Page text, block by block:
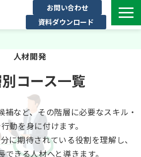
お問い合わせ
資料ダウンロード
ジェックについて
インタビュー
ミナー・イベント一覧
公開コース一覧
コラム
よくある質問
人材開発
コース一覧
など、その階層に必要なスキル・
動を身に付けます。
に期待されている役割を理解し、
できる人材へと導きます。